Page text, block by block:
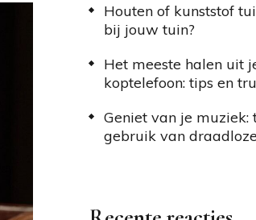
Houten of kunststof
bij jouw tuin?
Het meeste halen uit
koptelefoon: tips en
Geniet van je
gebruik van